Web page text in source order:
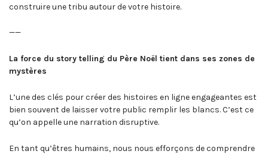
construire une tribu autour de votre histoire.
——
La force du story telling du Père Noël tient dans ses zones de
mystères
L’une des clés pour créer des histoires en ligne engageantes est
bien souvent de laisser votre public remplir les blancs. C’est ce
qu’on appelle une narration disruptive.
En tant qu’êtres humains, nous nous efforçons de comprendre